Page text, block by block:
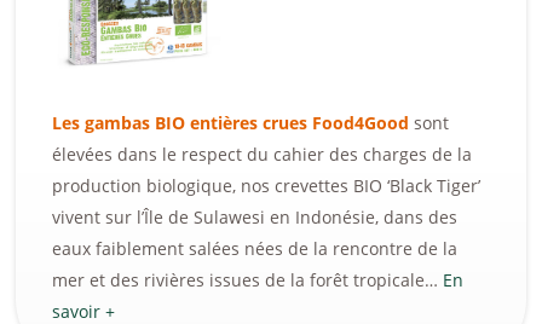
Les gambas BIO entières crues Food4Good sont
élevées dans le respect du cahier des charges de la
production biologique, nos crevettes BIO ‘Black Tiger’
vivent sur l’Île de Sulawesi en Indonésie, dans des
eaux faiblement salées nées de la rencontre de la
mer et des rivières issues de la forêt tropicale… En
savoir +